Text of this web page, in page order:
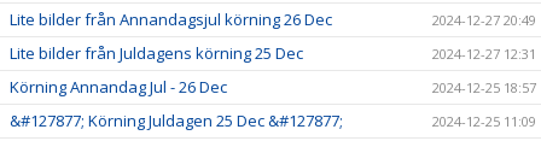
Lite bilder från Annandagsjul körning 26 Dec 2024-12-27 20:49
Lite bilder från Juldagens körning 25 Dec 2024-12-27 12:31
Körning Annandag Jul - 26 Dec 2024-12-25 18:57
&#127877; Körning Juldagen 25 Dec &#127877; 2024-12-25 11:09